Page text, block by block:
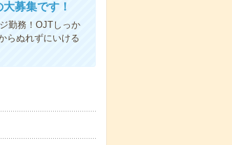
募集です！
勤務！OJTしっか
らぬれずにいける